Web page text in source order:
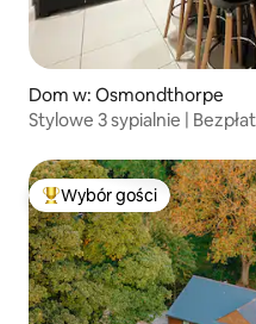
Dom w: Osmondthorpe
Stylowe 3 sypialnie |
Najpopularniejsze z
Wybór gości